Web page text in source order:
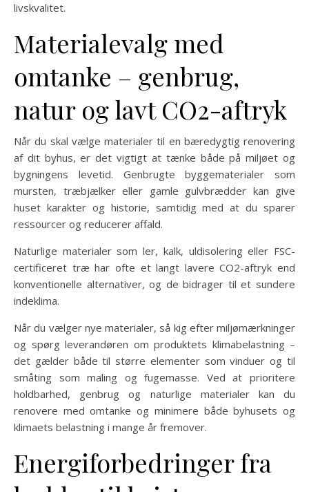
livskvalitet.
Materialevalg med
omtanke – genbrug,
natur og lavt CO2-aftryk
Når du skal vælge materialer til en bæredygtig renovering
af dit byhus, er det vigtigt at tænke både på miljøet og
bygningens levetid. Genbrugte byggematerialer som
mursten, træbjælker eller gamle gulvbrædder kan give
huset karakter og historie, samtidig med at du sparer
ressourcer og reducerer affald.
Naturlige materialer som ler, kalk, uldisolering eller FSC-
certificeret træ har ofte et langt lavere CO2-aftryk end
konventionelle alternativer, og de bidrager til et sundere
indeklima.
Når du vælger nye materialer, så kig efter miljømærkninger
og spørg leverandøren om produktets klimabelastning –
det gælder både til større elementer som vinduer og til
småting som maling og fugemasse. Ved at prioritere
holdbarhed, genbrug og naturlige materialer kan du
renovere med omtanke og minimere både byhusets og
klimaets belastning i mange år fremover.
Energiforbedringer fra